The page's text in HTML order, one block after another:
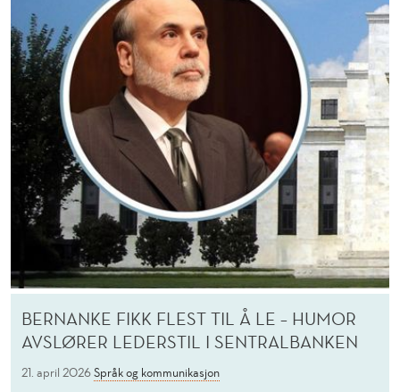
BERNANKE FIKK FLEST TIL Å LE – HUMOR
AVSLØRER LEDERSTIL I SENTRALBANKEN
21. april 2026Språk og kommunikasjon